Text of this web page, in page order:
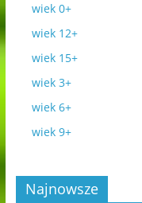
wiek 0+
wiek 12+
wiek 15+
wiek 3+
wiek 6+
wiek 9+
Najnowsze